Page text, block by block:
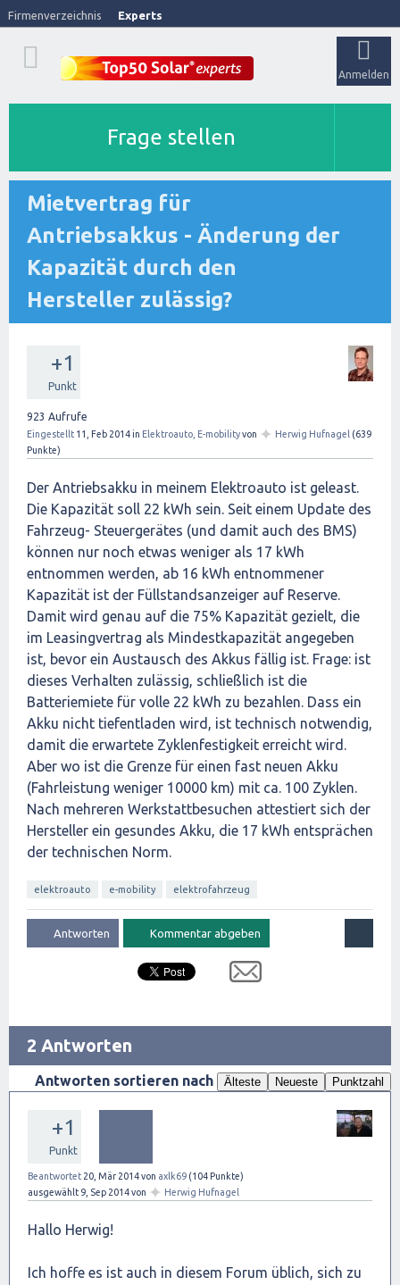
Firmenverzeichnis Experts
Anmelden
Frage stellen
Mietvertrag für
Antriebsakkus - Änderung der
Kapazität durch den
Hersteller zulässig?
+1
Punkt
923 Aufrufe
Eingestellt 11, Feb 2014in Elektroauto, E-mobilityvon ✦ Herwig Hufnagel (639
Punkte)
Der Antriebsakku in meinem Elektroauto ist geleast.
Die Kapazität soll 22 kWh sein. Seit einem Update des
Fahrzeug- Steuergerätes (und damit auch des BMS)
können nur noch etwas weniger als 17 kWh
entnommen werden, ab 16 kWh entnommener
Kapazität ist der Füllstandsanzeiger auf Reserve.
Damit wird genau auf die 75% Kapazität gezielt, die
im Leasingvertrag als Mindestkapazität angegeben
ist, bevor ein Austausch des Akkus fällig ist. Frage: ist
dieses Verhalten zulässig, schließlich ist die
Batteriemiete für volle 22 kWh zu bezahlen. Dass ein
Akku nicht tiefentladen wird, ist technisch notwendig,
damit die erwartete Zyklenfestigkeit erreicht wird.
Aber wo ist die Grenze für einen fast neuen Akku
(Fahrleistung weniger 10000 km) mit ca. 100 Zyklen.
Nach mehreren Werkstattbesuchen attestiert sich der
Hersteller ein gesundes Akku, die 17 kWh entsprächen
der technischen Norm.
elektroauto e-mobility elektrofahrzeug
2 Antworten
Antworten sortieren nach Älteste Neueste Punktzahl
+1
Punkt
Beantwortet 20, Mär 2014von axlk69 (104 Punkte)
ausgewählt 9, Sep 2014von ✦ Herwig Hufnagel
Hallo Herwig!
Ich hoffe es ist auch in diesem Forum üblich, sich zu